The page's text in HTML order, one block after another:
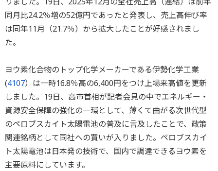
同月比24.2％増の52億円であったと発表し、売上高伸び率
は同年11月（21.7％）から拡大したことが好感されまし
た。
ヨウ素化合物のトップ化学メーカーである伊勢化学工業
(4107）は一時16.8％高の6,400円をつけ上場来高値を更新
しました。19日、高市首相が記者会見の中でエネルギー・
資源安全保障の強化の一環として、薄くて曲がる次世代型
のペロブスカイト太陽電池の普及に言及したことで、政策
関連銘柄として同社への買いが入りました。ペロブスカイ
ト太陽電池は日本発の技術で、国内で調達できるヨウ素を
主要原料にしています。